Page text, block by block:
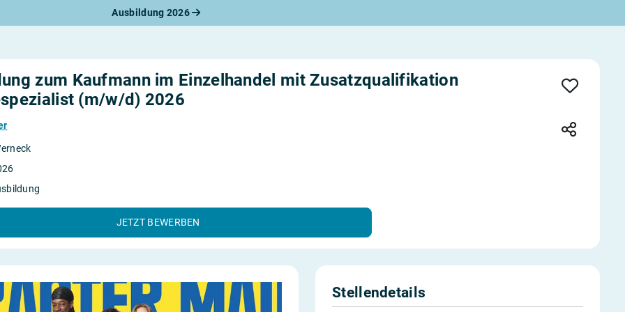
Ausbildung 2026
Bewerbung
Check
zum Kaufmann im Einzelhandel mit Zusatzqualifikation
(m/w/d) 2026
JETZT BEWERBEN
Stellendetails